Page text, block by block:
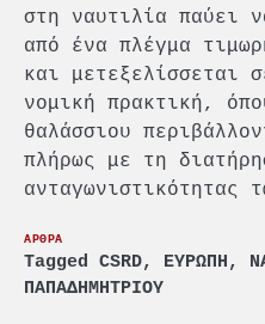
στη ναυτιλία παύει
από ένα πλέγμα
και μετεξελίσσεται
νομική πρακτική,
θαλάσσιου
πλήρως με τη
ανταγωνιστικότητας
ΑΡΘΡΑ
Tagged CSRD, ΕΥΡΩΠΗ,
ΠΑΠΑΔΗΜΗΤΡΙΟΥ